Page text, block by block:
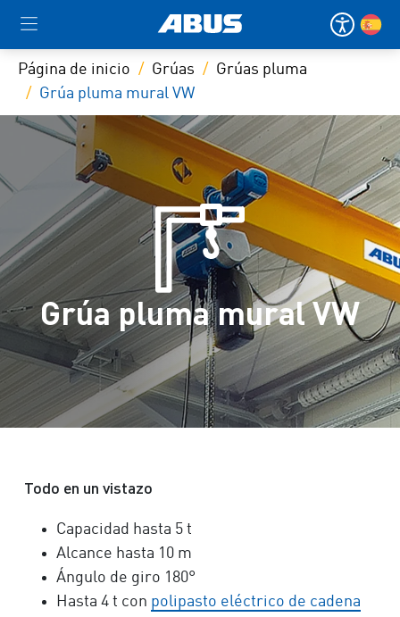
Página de inicio Grúas
Grúas pluma
Grúa pluma mural VW
Grúa pluma mural VW
Todo en un vistazo
Capacidad hasta 5 t
Alcance hasta 1 0 m
Ángulo de giro 180°
Hasta 4 t con polipasto eléctrico de cadena